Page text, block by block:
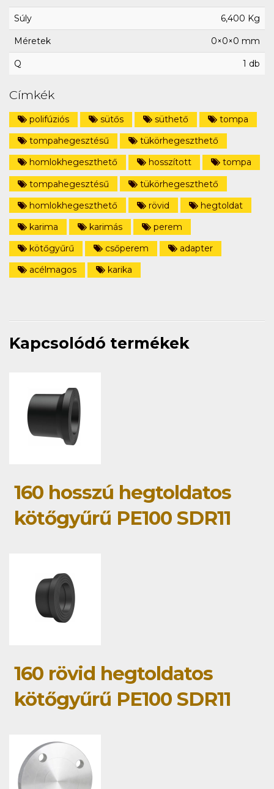
Súly 6,400 Kg
Méretek 0×0×0 mm
Q 1 db
Címkék
polifúziós sütős süthető
tompa
tompahegesztésű
tükörhegeszthető
homlokhegeszthető
hosszított
tompa
tompahegesztésű
tükörhegeszthető
homlokhegeszthető
rövid
hegtoldat
karima
karimás
perem
kötőgyűrű
csőperem
adapter
acélmagos
karika
Kapcsolódó termékek
160 hosszú hegtoldatos
kötőgyűrű PE100 SDR11
160 rövid hegtoldatos
kötőgyűrű PE100 SDR11